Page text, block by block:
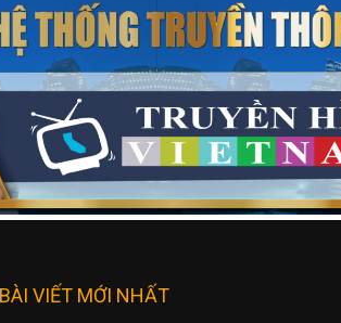
BÀI VIẾT MỚI NHẤT